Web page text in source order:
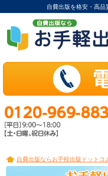
自費出版を格安・高
3 自費出版ならお手軽出版ドットコ